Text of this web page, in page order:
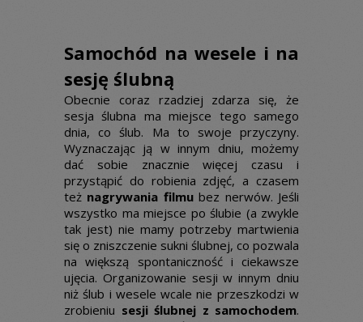
Samochód na wesele i na
sesję ślubną
Obecnie coraz rzadziej zdarza się, że
sesja ślubna ma miejsce tego samego
dnia, co ślub. Ma to swoje przyczyny.
Wyznaczając ją w innym dniu, możemy
dać sobie znacznie więcej czasu i
przystąpić do robienia zdjęć, a czasem
też nagrywania filmubez nerwów. Jeśli
wszystko ma miejsce po ślubie (a zwykle
tak jest) nie mamy potrzeby martwienia
się o zniszczenie sukni ślubnej, co pozwala
na większą spontaniczność i ciekawsze
ujęcia. Organizowanie sesji w innym dniu
niż ślub i wesele wcale nie przeszkodzi w
zrobieniu sesji ślubnej z samochodem.